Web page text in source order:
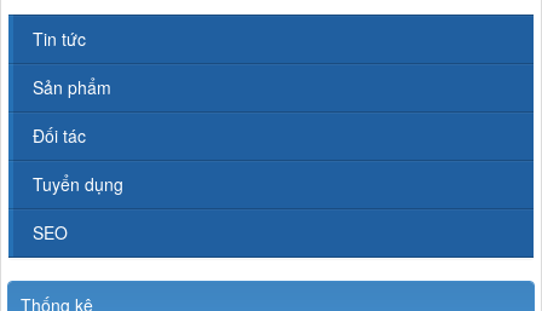
Tin tức
Sản phẩm
Đối tác
Tuyển dụng
SEO
Thống kê